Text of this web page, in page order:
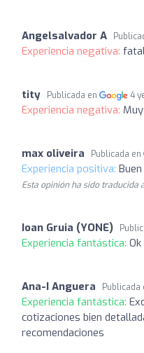
Angelsalvador A
Experiencia negativa:
tity Publicada en 4
Experiencia negativa:
max oliveira Publicada en
Experiencia positiva:
Esta opinión ha sido traducida
Ioan Gruia (YONE)
Experiencia fantástica: Ok
Ana-I Anguera Publicada
Experiencia fantástica:
cotizaciones bien
recomendaciones